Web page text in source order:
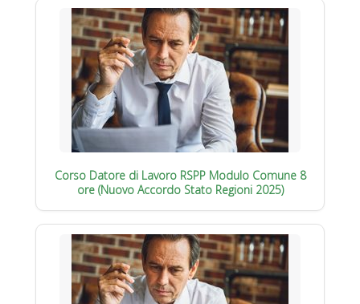
Corso Datore di Lavoro RSPP Modulo Comune 8
ore (Nuovo Accordo Stato Regioni 2025)